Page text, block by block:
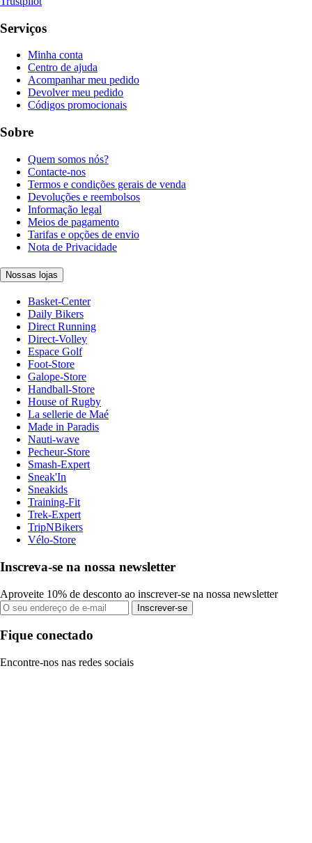
Serviços
Minha conta
Centro de ajuda
Acompanhar meu pedido
Devolver meu pedido
Códigos promocionais
Sobre
Quem somos nós?
Contacte-nos
Termos e condições gerais de venda
Devoluções e reembolsos
Informação legal
Meios de pagamento
Tarifas e opções de envio
Nota de Privacidade
Nossas lojas
Basket-Center
Daily Bikers
Direct Running
Direct-Volley
Espace Golf
Foot-Store
Galope-Store
Handball-Store
House of Rugby
La sellerie de Maé
Made in Paradis
Nauti-wave
Pecheur-Store
Smash-Expert
Sneak'In
Sneakids
Training-Fit
Trek-Expert
TripNBikers
Vélo-Store
Inscreva-se na nossa newsletter
Aproveite 10% de desconto ao inscrever-se na nossa newsletter
Inscrever-se
Fique conectado
Encontre-nos nas redes sociais